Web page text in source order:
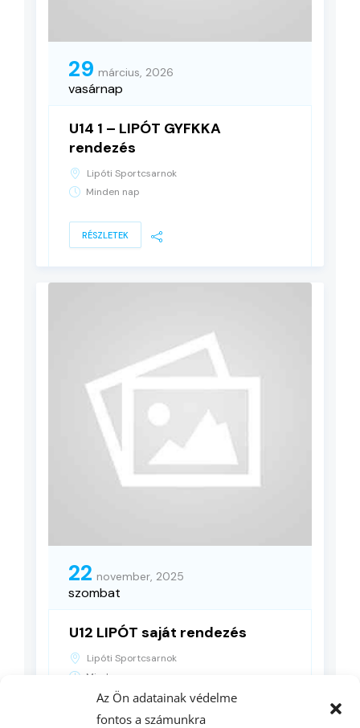
Az Ön adatainak védelme
fontos a számunkra
29 március, 2026
vasárnap
U14 1 – LIPÓT GYFKKA
rendezés
Lipóti Sportcsarnok
Minden nap
RÉSZLETEK
22 november, 2025
szombat
U12 LIPÓT saját rendezés
Lipóti Sportcsarnok
Minden nap
RÉSZLETEK